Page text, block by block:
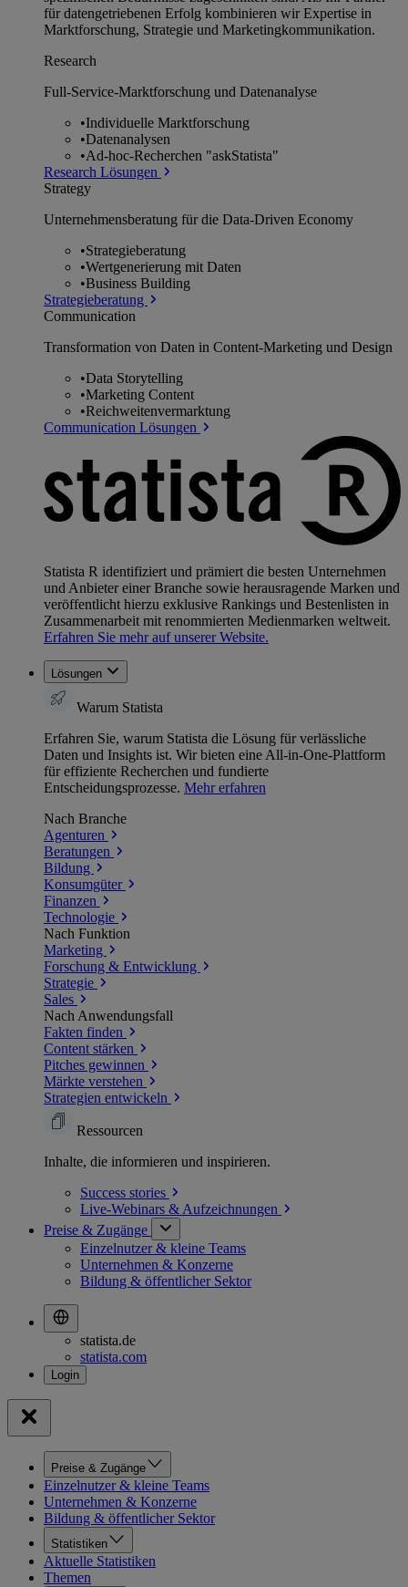
für datengetriebenen Erfolg kombinieren wir Expertise in
Marktforschung, Strategie und Marketingkommunikation.
Research
Full-Service-Marktforschung und Datenanalyse
•Individuelle Marktforschung
•Datenanalysen
•Ad-hoc-Recherchen "askStatista"
Research Lösungen
Strategy
Unternehmens­beratung für die Data-Driven Economy
•Strategieberatung
•Wertgenerierung mit Daten
•Business Building
Strategieberatung
Communication
Transformation von Daten in Content-Marketing und Design
•Data Storytelling
•Marketing Content
•Reichweitenvermarktung
Communication Lösungen
Statista R identifiziert und prämiert die besten Unternehmen
und Anbieter einer Branche sowie herausragende Marken und
veröffentlicht hierzu exklusive Rankings und Bestenlisten in
Zusammenarbeit mit renommierten Medienmarken weltweit.
Erfahren Sie mehr auf unserer Website.
Lösungen
Warum Statista
Erfahren Sie, warum Statista die Lösung für verlässliche
Daten und Insights ist. Wir bieten eine All-in-One-Plattform
für effiziente Recherchen und fundierte
Entscheidungsprozesse. Mehr erfahren
Nach Branche
Agenturen
Beratungen
Bildung
Konsumgüter
Finanzen
Technologie
Nach Funktion
Marketing
Forschung & Entwicklung
Strategie
Sales
Nach Anwendungsfall
Fakten finden
Content stärken
Pitches gewinnen
Märkte verstehen
Strategien entwickeln
Ressourcen
Inhalte, die informieren und inspirieren.
Success stories
Live-Webinars & Aufzeichnungen
Preise & Zugänge
Einzelnutzer & kleine Teams
Unternehmen & Konzerne
Bildung & öffentlicher Sektor
statista.de
statista.com
Preise & Zugänge
Einzelnutzer & kleine Teams
Unternehmen & Konzerne
Bildung & öffentlicher Sektor
Statistiken
Aktuelle Statistiken
Themen